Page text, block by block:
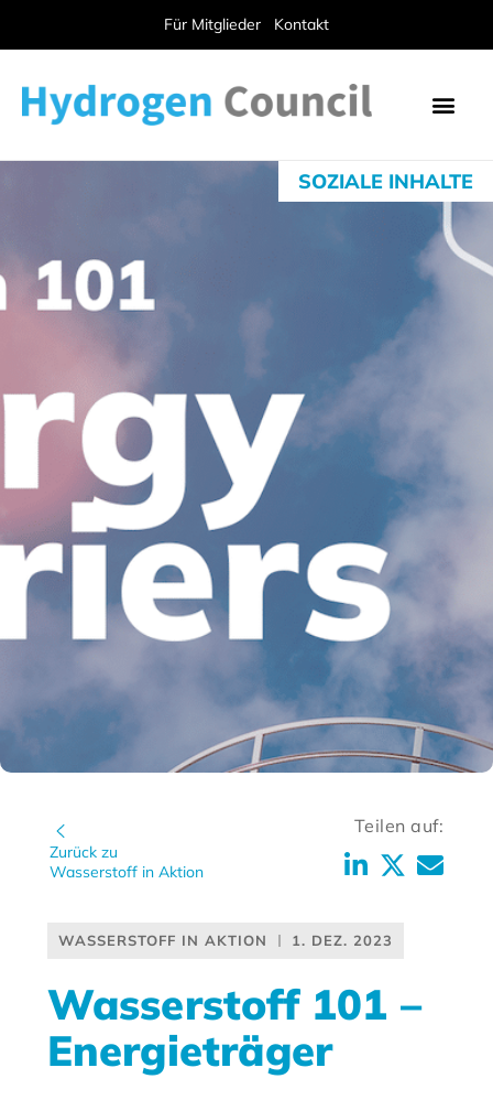
Für Mitglieder Kontakt
SOZIALE INHALTE
Zurück zu
Wasserstoff in Aktion
Teilen auf:
WASSERSTOFF IN AKTION 1. DEZ. 2023
Wasserstoff 101 –
Energieträger